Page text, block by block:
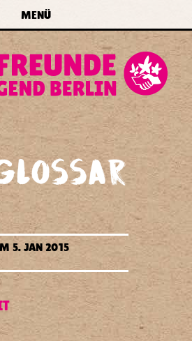
zum Inhalt springen
MENÜ
5. JAN 2015